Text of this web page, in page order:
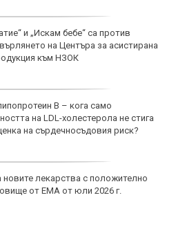
и „Искам бебе“ са против
на Центъра за асистирана
към НЗОК
B – кога само
на LDL-холестерола не стига
на сърдечносъдовия риск?
новите лекарства с положително
от ЕМА от юли 2026 г.